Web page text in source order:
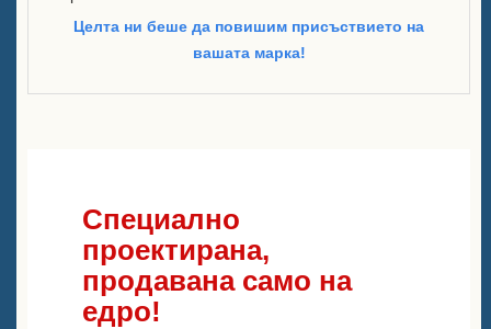
Целта ни беше да повишим присъствието на
вашата марка!
Специално
проектирана,
продавана само на
едро!